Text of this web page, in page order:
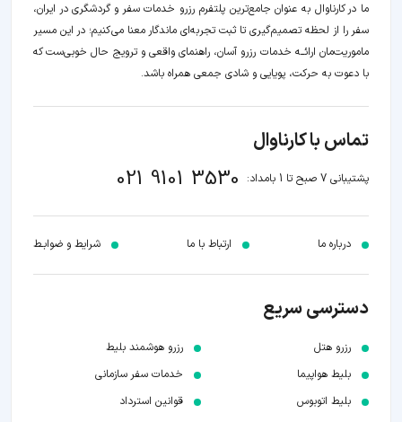
ما در کارناوال به عنوان جامع‌ترین پلتفرم رزرو خدمات سفر و گردشگری در ایران،
سفر را از لحظه‌ تصمیم‌گیری تا ثبت تجربه‌ای ماندگار معنا می‌کنیم؛ در این مسیر‍
ماموریت‌مان اراﺋــﻪ خدمات رزرو آسان، راهنمای واقعی و ترویج حال خوبی‌ست که
با دعوت به حرکت، پویایی و شادی جمعی همراه باشد.
تماس با کارناوال
پشتیبانی 7 صبح تا 1 بامداد: 021 9101 3530
درباره ما ارتباط با ما شرایط و ضوابـط
دسترسی سریع
رزرو هتل
بلیط هواپیما
بلیط اتوبوس
رزرو هوشمند بلیط
خدمات سفر سازمانی
قوانین استرداد